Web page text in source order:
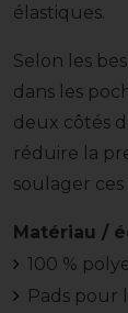
élastiques.
Selon les
dans les
deux côtés
réduire la
soulager ces
Matériau /
100 %
Pads pour